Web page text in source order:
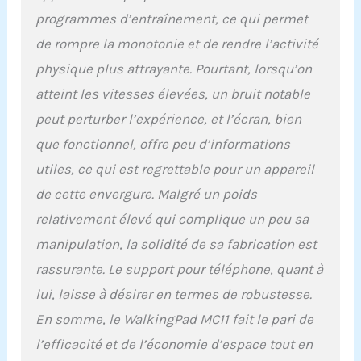
allant de 1 à 12 kilomètres
par heure, il s'adapte à
une variété de besoins
d'exercice, vous
personnaliser votre
entraînement selon vos
exigences quotidiennes.
Expérience de Course
Immersive - Plongez
dans un confort et un
réalisme inégalés avec la
zone de course
spacieuse du Walking
pad MC11, qui mesure 120
x 44 centimètres et
courroie de tapis de
course professionnelle à
de planches de course en
programmes d’entraînement, ce qui permet
de rompre la monotonie et de rendre l’activité
physique plus attrayante. Pourtant, lorsqu’on
atteint les vitesses élevées, un bruit notable
peut perturber l’expérience, et l’écran, bien
que fonctionnel, offre peu d’informations
utiles, ce qui est regrettable pour un appareil
de cette envergure. Malgré un poids
relativement élevé qui complique un peu sa
manipulation, la solidité de sa fabrication est
rassurante. Le support pour téléphone, quant à
lui, laisse à désirer en termes de robustesse.
En somme, le WalkingPad MC11 fait le pari de
l’efficacité et de l’économie d’espace tout en